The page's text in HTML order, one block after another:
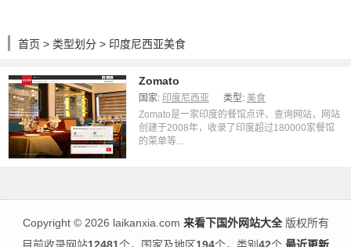
首页 > 类型划分 > 印度尼西亚美食
Zomato
国家: 印度尼西亚 类型: 美食
Zomato是一家印度的餐馆点评、查询网站，网站
创建于2008年，收录了印度超过180000家餐馆
的菜单等...
Copyright ©2026 laikanxia.com 来看下国外网站大全版权所有